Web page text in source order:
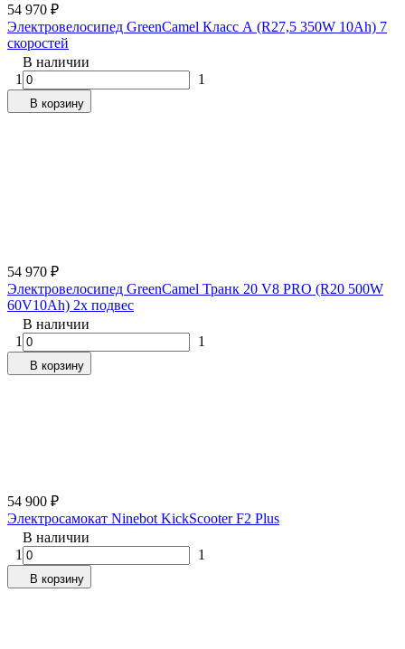
54 970 ₽
Электровелосипед GreenCamel Класс А (R27,5 350W 10Ah) 7
скоростей
В наличии
1
1
В корзину
54 970 ₽
Электровелосипед GreenCamel Транк 20 V8 PRO (R20 500W
60V10Ah) 2х подвес
В наличии
1
1
В корзину
54 900 ₽
Электросамокат Ninebot KickScooter F2 Plus
В наличии
1
1
В корзину